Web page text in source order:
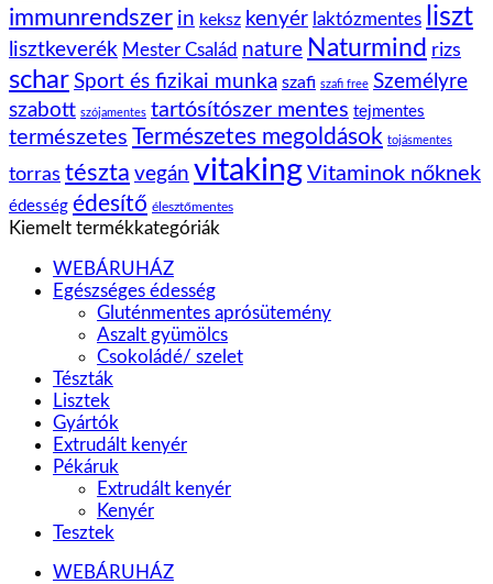
immunrendszer in keksz kenyér laktózmentes liszt
lisztkeverék Mester Család nature Naturmind rizs
schar Sport és fizikai munka szafi szafi free Személyre
szabott szójamentes tartósítószer mentes tejmentes
természetes Természetes megoldások tojásmentes
torras tészta vegán vitaking Vitaminok nőknek
édesség édesítő élesztőmentes
Kiemelt termékkategóriák
WEBÁRUHÁZ
Egészséges édesség
Gluténmentes aprósütemény
Aszalt gyümölcs
Csokoládé/ szelet
Tészták
Lisztek
Gyártók
Extrudált kenyér
Pékáruk
Extrudált kenyér
Kenyér
Tesztek
WEBÁRUHÁZ